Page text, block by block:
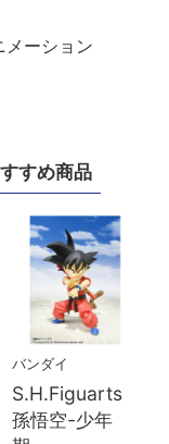
メーション
すめ商品
バンダイ
S.H.Figuarts
孫悟空-少年